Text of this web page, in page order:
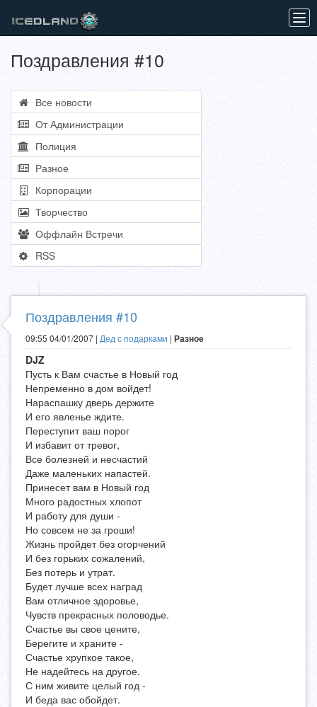
Поздравления #10
Все новости
От Администрации
Полиция
Разное
Корпорации
Творчество
Оффлайн Встречи
RSS
Поздравления #10
09:55 04/01/2007 | Дед с подарками | Разное
DJZ
Пусть к Вам счастье в Новый год
Непременно в дом войдет!
Нараспашку дверь держите
И его явленье ждите.
Переступит ваш порог
И избавит от тревог,
Все болезней и несчастий
Даже маленьких напастей.
Принесет вам в Новый год
Много радостных хлопот
И работу для души -
Но совсем не за гроши!
Жизнь пройдет без огорчений
И без горьких сожалений,
Без потерь и утрат.
Будет лучше всех наград
Вам отличное здоровье,
Чувств прекрасных половодье.
Счастье вы свое цените,
Берегите и храните -
Счастье хрупкое такое,
Не надейтесь на другое.
С ним живите целый год -
И беда вас обойдет.